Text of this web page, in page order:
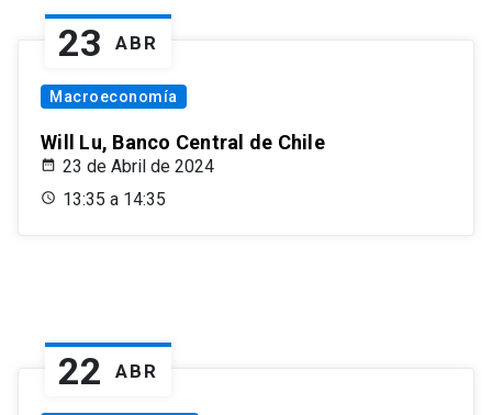
23 ABR
Macroeconomía
Will Lu, Banco Central de Chile
23 de Abril de 2024
13:35 a 14:35
22 ABR